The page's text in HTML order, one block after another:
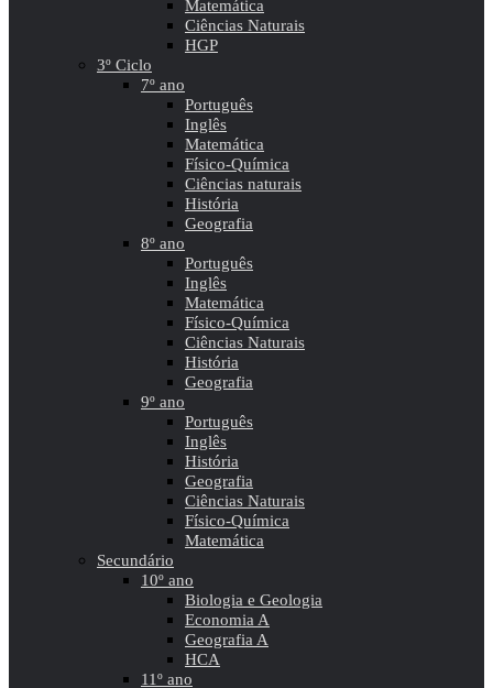
Matemática
Ciências Naturais
HGP
3º Ciclo
7º ano
Português
Inglês
Matemática
Físico-Química
Ciências naturais
História
Geografia
8º ano
Português
Inglês
Matemática
Físico-Química
Ciências Naturais
História
Geografia
9º ano
Português
Inglês
História
Geografia
Ciências Naturais
Físico-Química
Matemática
Secundário
10º ano
Biologia e Geologia
Economia A
Geografia A
HCA
11º ano